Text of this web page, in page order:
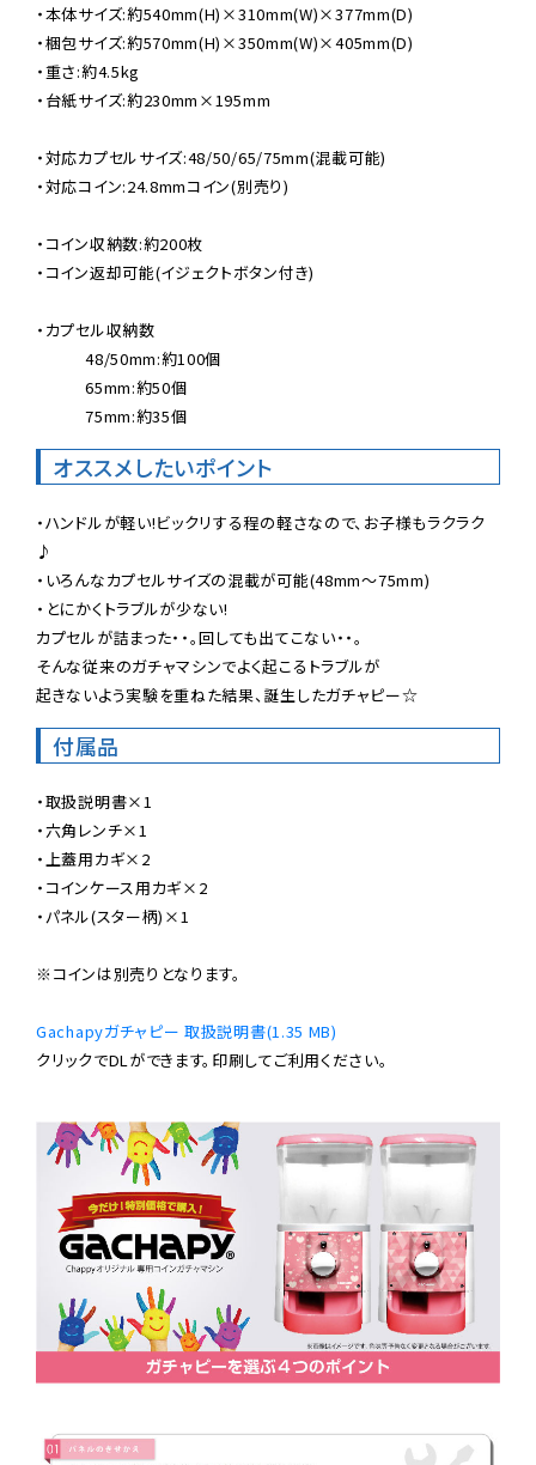
・本体サイズ:約540mm(H)×310mm(W)×377mm(D)
・梱包サイズ:約570mm(H)×350mm(W)×405mm(D)
・重さ:約4.5kg
・台紙サイズ:約230mm×195mm
・対応カプセルサイズ:48/50/65/75mm(混載可能)
・対応コイン:24.8mmコイン(別売り)
・コイン収納数:約200枚
・コイン返却可能(イジェクトボタン付き)
・カプセル収納数
48/50mm:約100個
65mm:約50個
75mm:約35個
オススメしたいポイント
・ハンドルが軽い!ビックリする程の軽さなので、お子様もラクラク
♪
・いろんなカプセルサイズの混載が可能(48mm〜75mm)
・とにかくトラブルが少ない!
カプセルが詰まった・・。回しても出てこない・・。
そんな従来のガチャマシンでよく起こるトラブルが
起きないよう実験を重ねた結果、誕生したガチャピー☆
付属品
・取扱説明書×1
・六角レンチ×1
・上蓋用カギ×2
・コインケース用カギ×2
・パネル(スター柄)×1
※コインは別売りとなります。
Gachapyガチャピー 取扱説明書(1.35 MB)